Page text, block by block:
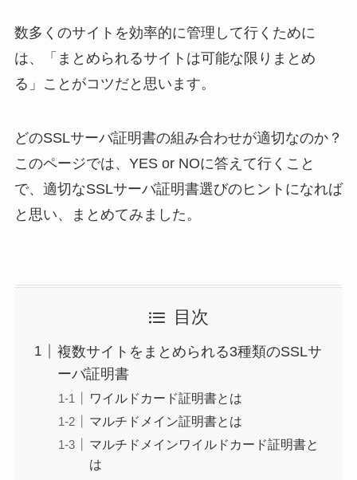
数多くのサイトを効率的に管理して行くために
は、「まとめられるサイトは可能な限りまとめ
る」ことがコツだと思います。
どのSSLサーバ証明書の組み合わせが適切なのか？
このページでは、YES or NOに答えて行くこと
で、適切なSSLサーバ証明書選びのヒントになれば
と思い、まとめてみました。
目次
複数サイトをまとめられる3種類のSSLサ
ーバ証明書
ワイルドカード証明書とは
マルチドメイン証明書とは
マルチドメインワイルドカード証明書と
は